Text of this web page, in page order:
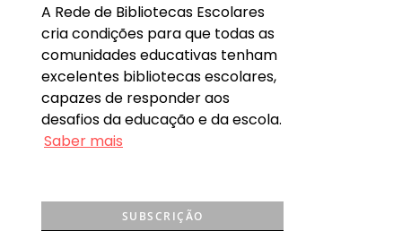
A Rede de Bibliotecas Escolares
cria condições para que todas as
comunidades educativas tenham
excelentes bibliotecas escolares,
capazes de responder aos
desafios da educação e da escola.
Saber mais
SUBSCRIÇÃO